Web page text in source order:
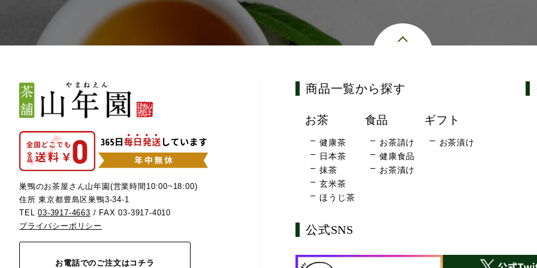
巣鴨のお茶屋さん山年園(営業時間10:00~18:00)
住所 東京都豊島区巣鴨3-34-1
TEL03-3917-4663 / FAX 03-3917-4010
プライバシーポリシー
お電話でのご注文はコチラ
商品一覧から探す
お茶
健康茶
日本茶
抹茶
玄米茶
ほうじ茶
食品
お茶請け
健康食品
お茶漬け
ギフト
お茶漬け
公式SNS